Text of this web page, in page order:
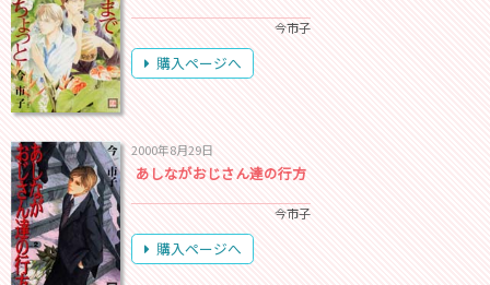
今市子
購入ページへ
2000年8月29日
あしながおじさん達の行方
今市子
購入ページへ